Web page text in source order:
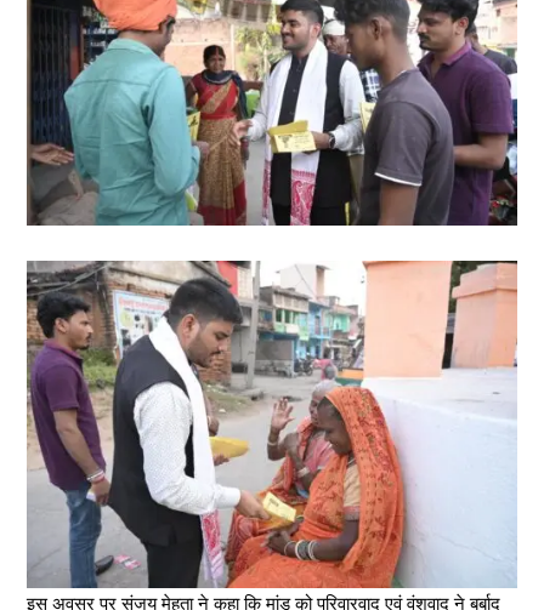
इस अवसर पर संजय मेहता ने कहा कि मांडू को परिवारवाद एवं वंशवाद ने बर्बाद